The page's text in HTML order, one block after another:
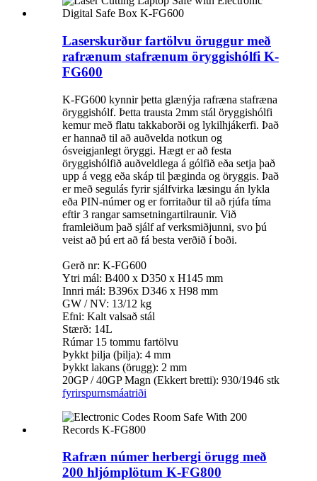
Laserskurður fartölvu öruggur með
rafrænum stafrænum öryggishólfi K-
FG600
K-FG600 kynnir þetta glænýja rafræna stafræna
öryggishólf. Þetta trausta 2mm stál öryggishólfi
kemur með flatu takkaborði og lykilhjákerfi. Það
er hannað til að auðvelda notkun og
ósveigjanlegt öryggi. Hægt er að festa
öryggishólfið auðveldlega á gólfið eða setja það
upp á vegg eða skáp til þæginda og öryggis. Það
er með segulás fyrir sjálfvirka læsingu án lykla
eða PIN-númer og er forritaður til að rjúfa tíma
eftir 3 rangar samsetningartilraunir. Við
framleiðum það sjálf af verksmiðjunni, svo þú
veist að þú ert að fá besta verðið í boði.
Gerð nr: K-FG600
Ytri mál: B400 x D350 x H145 mm
Innri mál: B396x D346 x H98 mm
GW / NV: 13/12 kg
Efni: Kalt valsað stál
Stærð: 14L
Rúmar 15 tommu fartölvu
Þykkt þilja (þilja): 4 mm
Þykkt lakans (örugg): 2 mm
20GP / 40GP Magn (Ekkert bretti): 930/1946 stk
fyrirspurnsmáatriði
Rafræn númer herbergi örugg með
200 hljómplötum K-FG800